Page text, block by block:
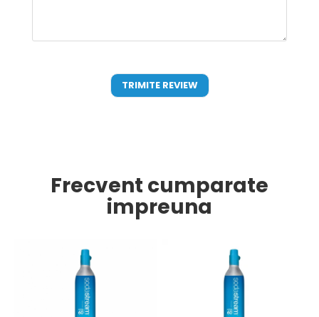
Frecvent cumparate
impreuna